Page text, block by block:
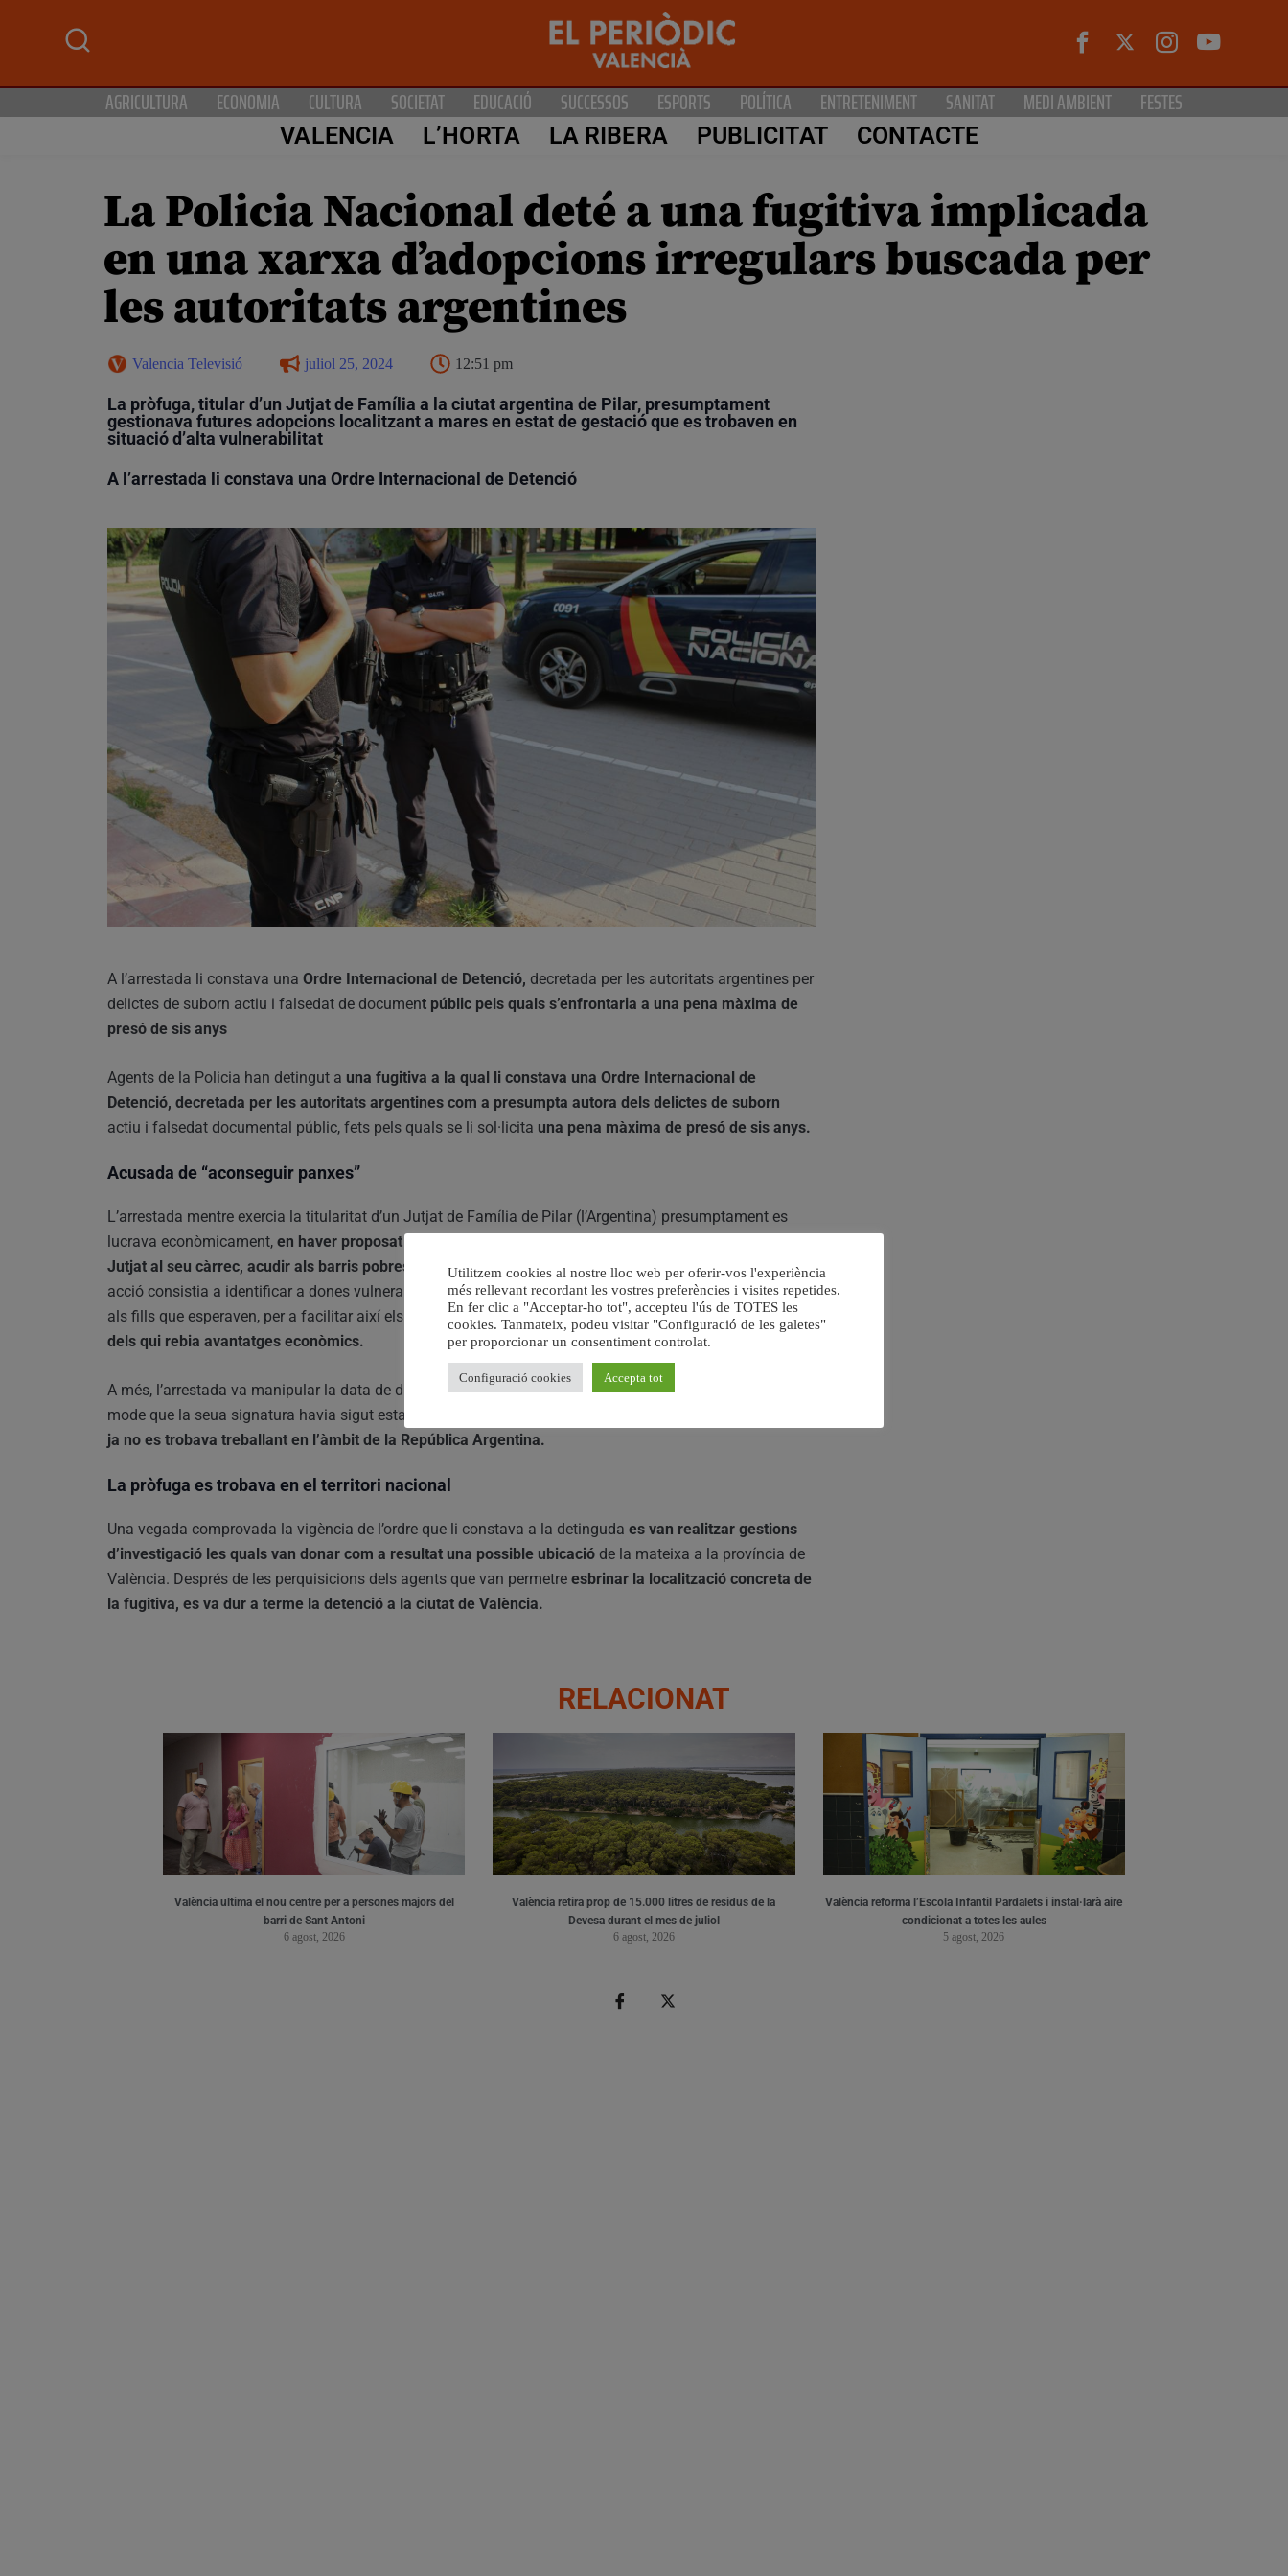
AGRICULTURA ECONOMIA CULTURA SOCIETAT EDUCACIÓ SUCCESSOS ESPORTS POLÍTICA ENTRETENIMENT SANITAT MEDI AMBIENT FESTES
VALENCIA L’HORTA LA RIBERA PUBLICITAT CONTACTE
La Policia Nacional deté a una fugitiva implicada
en una xarxa d’adopcions irregulars buscada per
les autoritats argentines
Valencia Televisió juliol 25, 2024 12:51 pm
La pròfuga, titular d’un Jutjat de Família a la ciutat argentina de Pilar, presumptament
gestionava futures adopcions localitzant a mares en estat de gestació que es trobaven en
situació d’alta vulnerabilitat
A l’arrestada li constava una Ordre Internacional de Detenció
A l’arrestada li constava una Ordre Internacional de Detenció, decretada per les autoritats argentines per
delictes de suborn actiu i falsedat de document públic pels quals s’enfrontaria a una pena màxima de
presó de sis anys
Agents de la Policia han detingut a una fugitiva a la qual li constava una Ordre Internacional de
Detenció, decretada per les autoritats argentines com a presumpta autora dels delictes de suborn
actiu i falsedat documental públic, fets pels quals se li sol·licita una pena màxima de presó de sis anys.
Acusada de “aconseguir panxes”
L’arrestada mentre exercia la titularitat d’un Jutjat de Família de Pilar (l’Argentina) presumptament es
lucrava econòmicament, en haver proposat a les assistents socials, integrants de l’equip tècnic del
Jutjat al seu càrrec, acudir als barris pobres de la ciutat argentina a “aconseguir panxes”.
Aquesta
acció consistia a identificar a dones vulnerables en estat de gestació, disposades a entregar en adopció
als fills que esperaven, per a facilitar així els processosd’adopció a matrimonis adinerats de la zona
dels qui rebia avantatges econòmics.
A més, l’arrestada va manipular la data de diversos documents públics, antedatant-los i simulant d’eixe
mode que la seua signatura havia sigut estampada
ja no es trobava treballant en l’àmbit de la República Argentina.
La pròfuga es trobava en el territori nacional
Una vegada comprovada la vigència de l’ordre que li constava a la detinguda es van realitzar gestions
d’investigació les quals van donar com a resultat una possible ubicació de la mateixa a la província de
València. Després de les perquisicions dels agents que van permetre esbrinar la localització concreta de
la fugitiva, es va dur a terme la detenció a la ciutat de València.
RELACIONAT
València ultima el nou centre per a persones majors del
barri de Sant Antoni
6 agost, 2026
València retira prop de 15.000 litres de residus de la
Devesa durant el mes de juliol
6 agost, 2026
València reforma l’Escola Infantil Pardalets i instal·larà aire
condicionat a totes les aules
5 agost, 2026
Utilitzem cookies al nostre lloc web per oferir-vos l'experiència
més rellevant recordant les vostres preferències i visites repetides.
En fer clic a "Acceptar-ho tot", accepteu l'ús de TOTES les
cookies. Tanmateix, podeu visitar "Configuració de les galetes"
per proporcionar un consentiment controlat.
Configuració cookies Accepta tot